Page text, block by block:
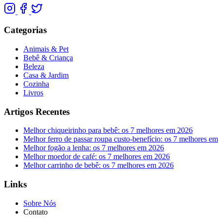
Categorias
Animais & Pet
Bebê & Criança
Beleza
Casa & Jardim
Cozinha
Livros
Artigos Recentes
Melhor chiqueirinho para bebê: os 7 melhores em 2026
Melhor ferro de passar roupa custo-benefício: os 7 melhores
Melhor fogão a lenha: os 7 melhores em 2026
Melhor moedor de café: os 7 melhores em 2026
Melhor carrinho de bebê: os 7 melhores em 2026
Links
Sobre Nós
Contato